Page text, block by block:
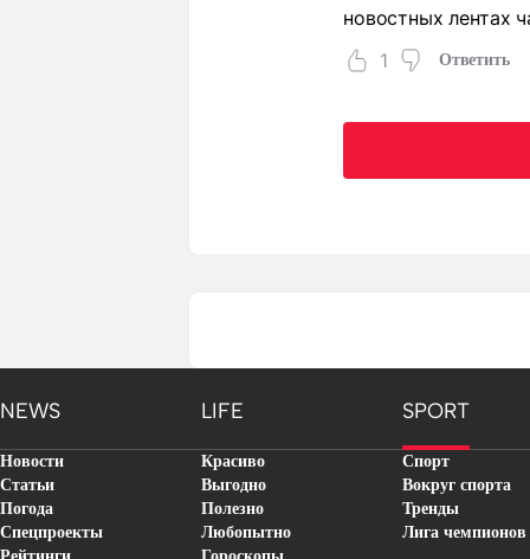
новостных лентах
1
Ответить
NEWS LIFE SPORT
Новости
Статьи
Погода
Спецпроекты
Красиво
Выгодно
Полезно
Любопытно
Спорт
Вокруг спорта
Тренды
Лига чемпионов